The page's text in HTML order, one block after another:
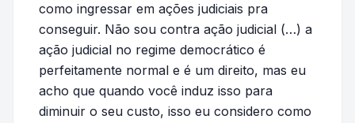
como ingressar em ações judiciais pra
conseguir. Não sou contra ação judicial (…) a
ação judicial no regime democrático é
perfeitamente normal e é um direito, mas eu
acho que quando você induz isso para
diminuir o seu custo, isso eu considero como